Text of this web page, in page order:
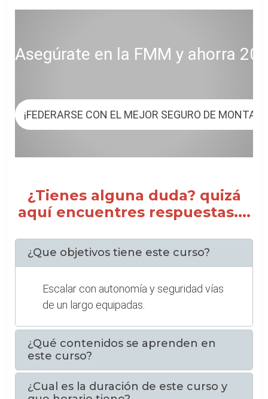
Asegúrate en la FMM y ahorra
¡FEDERARSE CON EL MEJOR SEGURO DE
¿Tienes alguna duda? quizá
aquí encuentres respuestas....
¿Que objetivos tiene este curso?
Escalar con autonomía y seguridad vías
de un largo equipadas.
¿Qué contenidos se aprenden en
este curso?
¿Cual es la duración de este curso y